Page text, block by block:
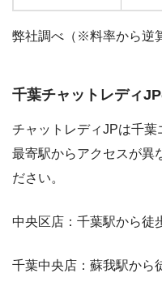
弊社調べ（※料率から逆
千葉チャットレディ
チャットレディJPは千
最寄駅からアクセスが異
ださい。
中央区店：千葉駅から徒
千葉中央店：蘇我駅から